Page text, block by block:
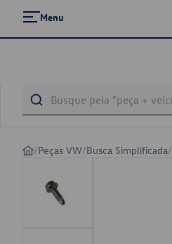
Menu
/Peças VW/Busca Simplificada/